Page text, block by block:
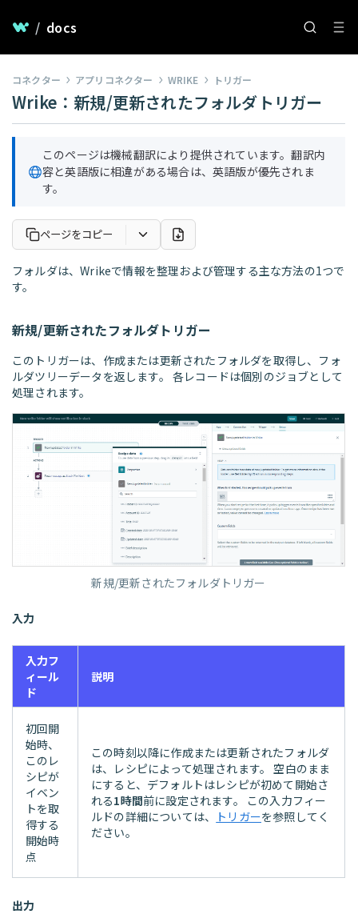
/ docs
コネクター アプリコネクター WRIKE トリガー
Wrike：新規/更新されたフォルダトリガー
このページは機械翻訳により提供されています。翻訳内
容と英語版に相違がある場合は、英語版が優先されま
す。
ページをコピー
フォルダは、Wrikeで情報を整理および管理する主な方法の1つで
す。
新規/更新されたフォルダトリガー
このトリガーは、作成または更新されたフォルダを取得し、フォ
ルダツリーデータを返します。 各レコードは個別のジョブとして
処理されます。
新規/更新されたフォルダトリガー
入力
入力フ
ィール
ド
説明
初回開
始時、
このレ
シピが
イベン
トを取
得する
開始時
点
この時刻以降に作成または更新されたフォルダ
は、レシピによって処理されます。 空白のまま
にすると、デフォルトはレシピが初めて開始さ
れる1時間前に設定されます。 この入力フィー
ルドの詳細については、
トリガーを参照してく
ださい。
出力